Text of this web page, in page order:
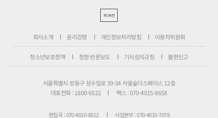
PC버전
회사소개 윤리강령 개인정보처리방침 이용자위원회
청소년보호정책 정정·반론보도 기사심의규정 불편신고
서울특별시 성동구 성수일로 39-34 서울숲더스페이스 12층
대표전화 : 1800-6522
팩스 : 070-4015-8658
편집국 : 070-4010-8512 사업본부 : 070-4010-7078